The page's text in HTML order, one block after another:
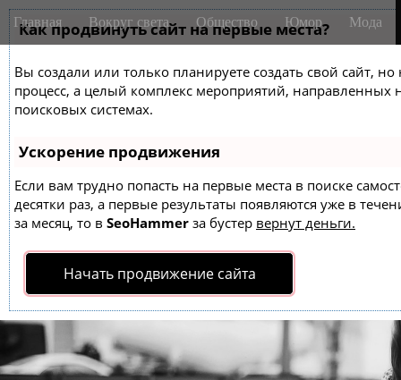
Как продвинуть сайт на первые места?
Вы создали или только планируете создать свой сайт,
процесс, а целый комплекс мероприятий,
поисковых системах.
Ускорение продвижения
Если вам трудно попасть на первые места в поиске
десятки раз, а первые результаты появляются уже в
за месяц, то в SeoHammer за бустер вернут деньги.
Начать продвижение сайта
M
a
n
m
e
n
u
i
Главная Вокруг света Общество Юмор Мода